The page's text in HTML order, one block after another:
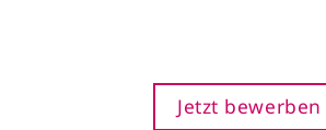
Jetzt bewerben